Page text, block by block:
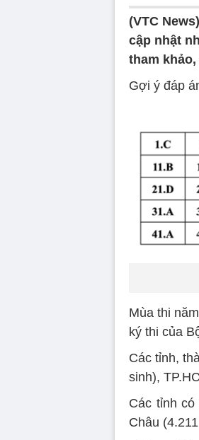
(VTC
cập nhật
tham
Gợi ý đáp
Mùa thi
ký thi của
Các tỉnh,
sinh),
Các tỉnh
Châu